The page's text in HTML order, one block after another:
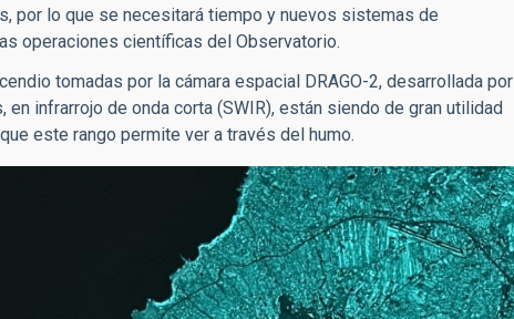
por lo que se necesitará tiempo y nuevos sistemas de
operaciones científicas del Observatorio.
tomadas por la cámara espacial DRAGO-2, desarrollada por
infrarrojo de onda corta (SWIR), están siendo de gran utilidad
este rango permite ver a través del humo.